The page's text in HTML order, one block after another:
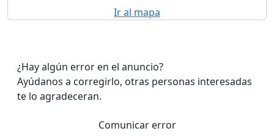
Ir al mapa
¿Hay algún error en el anuncio?
Ayúdanos a corregirlo, otras personas interesadas
te lo agradeceran.
Comunicar error